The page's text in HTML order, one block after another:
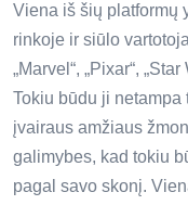
Viena iš šių platformų
rinkoje ir siūlo
„Marvel“, „Pixar“,
Tokiu būdu ji netampa
įvairaus amžiaus
galimybes, kad tokiu
pagal savo skonį.